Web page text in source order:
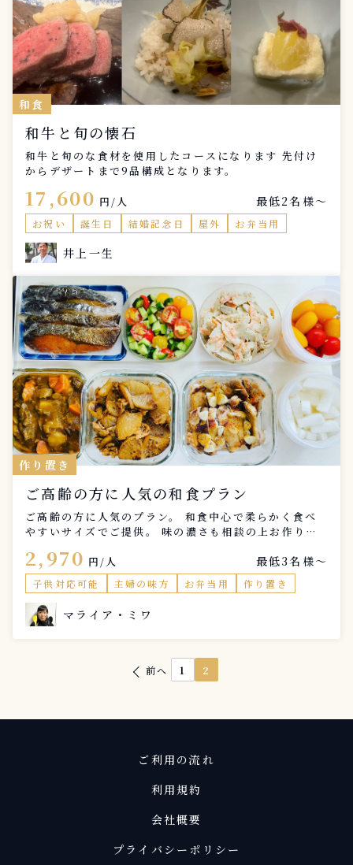
和食
和牛と旬の懐石
和牛と旬のな食材を使用したコースになります 先付け
からデザートまで9品構成となります。
17,600 円/人 最低2名様〜
お祝い 誕生日 結婚記念日 屋外 お弁当用
井上一生
作り置き
ご高齢の方に人気の和食プラン
ご高齢の方に人気のプラン。 和食中心で柔らかく食べ
やすいサイズでご提供。 味の濃さも相談の上お作りし
2,970 円/人 最低3名様〜
子供対応可能 主婦の味方 お弁当用 作り置き
マライア・ミワ
前へ 1 2
ご利用の流れ
利用規約
会社概要
プライバシーポリシー